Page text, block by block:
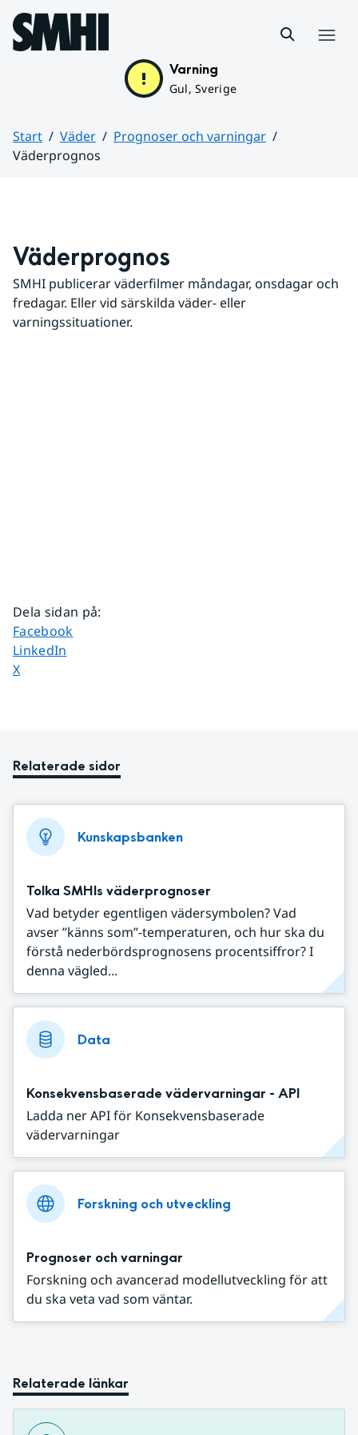
Hoppa till sidans innehåll
Varning
Gul, Sverige
Start Väder
Prognoser och varningar
Väderprognos
Väderprognos
SMHI publicerar väderfilmer måndagar, onsdagar och
fredagar. Eller vid särskilda väder- eller
varningssituationer.
Dela sidan på:
Dela sidan på
Facebook
Dela sidan på
LinkedIn
Dela sidan på
X
Relaterade sidor
Kunskapsbanken
Tolka SMHIs väderprognoser
Vad betyder egentligen vädersymbolen? Vad
avser ”känns som”-temperaturen, och hur ska du
förstå nederbördsprognosens procentsiffror? I
denna vägled...
Data
Konsekvensbaserade vädervarningar - API
Ladda ner API för Konsekvensbaserade
vädervarningar
Forskning och utveckling
Prognoser och varningar
Forskning och avancerad modellutveckling för att
du ska veta vad som väntar.
Relaterade länkar